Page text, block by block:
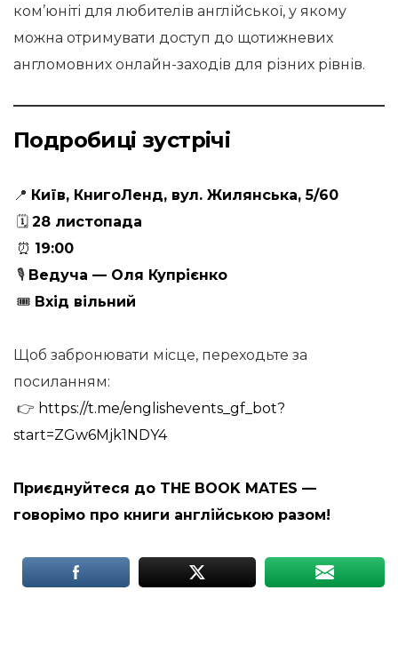
ком’юніті для любителів англійської, у якому
можна отримувати доступ до щотижневих
англомовних онлайн-заходів для різних рівнів.
Подробиці зустрічі
📍 Київ, КнигоЛенд, вул. Жилянська, 5/60
🗓 28 листопада
⏰ 19:00
🎙 Ведуча — Оля Купрієнко
🎟 Вхід вільний
Щоб забронювати місце, переходьте за
посиланням:
👉 https://t.me/englishevents_gf_bot?
start=ZGw6Mjk1NDY4
Приєднуйтеся до THE BOOK MATES —
говорімо про книги англійською разом!